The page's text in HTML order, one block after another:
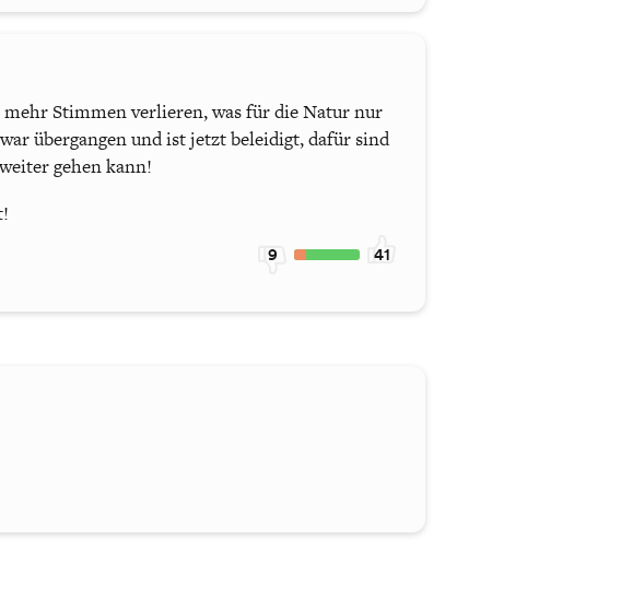
Stimmen verlieren, was für die Natur nur
übergangen und ist jetzt beleidigt, dafür sind
gehen kann!
9 41